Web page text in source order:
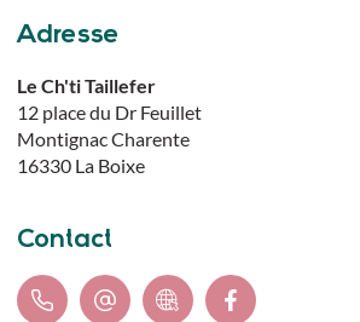
Adresse
Le Ch'ti Taillefer
12 place du Dr Feuillet
Montignac Charente
16330 La Boixe
Contact